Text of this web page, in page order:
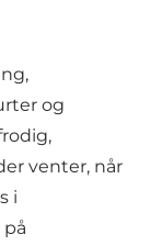
og
venter, når
i
på